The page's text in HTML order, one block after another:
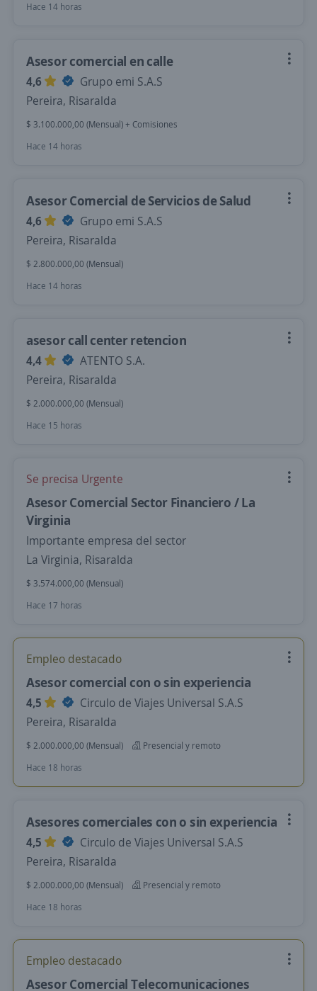
Hace 14 horas
Asesor comercial en calle
4,6
Grupo emi S.A.S
Pereira, Risaralda
$ 3.100.000,00 (Mensual) + Comisiones
Hace 14 horas
Asesor Comercial de Servicios de Salud
4,6
Grupo emi S.A.S
Pereira, Risaralda
$ 2.800.000,00 (Mensual)
Hace 14 horas
asesor call center retencion
4,4
ATENTO S.A.
Pereira, Risaralda
$ 2.000.000,00 (Mensual)
Hace 15 horas
Se precisa Urgente
Asesor Comercial Sector Financiero / La
Virginia
Importante empresa del sector
La Virginia, Risaralda
$ 3.574.000,00 (Mensual)
Hace 17 horas
Empleo destacado
Asesor comercial con o sin experiencia
4,5
Circulo de Viajes Universal S.A.S
Pereira, Risaralda
$ 2.000.000,00 (Mensual)
Presencial y remoto
Hace 18 horas
Asesores comerciales con o sin experiencia
4,5
Circulo de Viajes Universal S.A.S
Pereira, Risaralda
$ 2.000.000,00 (Mensual)
Presencial y remoto
Hace 18 horas
Empleo destacado
Asesor Comercial Telecomunicaciones